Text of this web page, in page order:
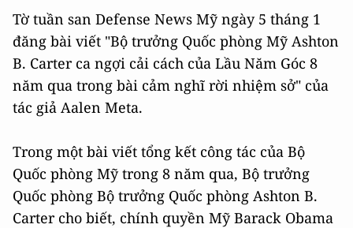
Tờ tuần san Defense News Mỹ ngày 5 tháng 1
đăng bài viết "Bộ trưởng Quốc phòng Mỹ Ashton
B. Carter ca ngợi cải cách của Lầu Năm Góc 8
năm qua trong bài cảm nghĩ rời nhiệm sở" của
tác giả Aalen Meta.
Trong một bài viết tổng kết công tác của Bộ
Quốc phòng Mỹ trong 8 năm qua, Bộ trưởng
Quốc phòng Bộ trưởng Quốc phòng Ashton B.
Carter cho biết, chính quyền Mỹ Barack Obama